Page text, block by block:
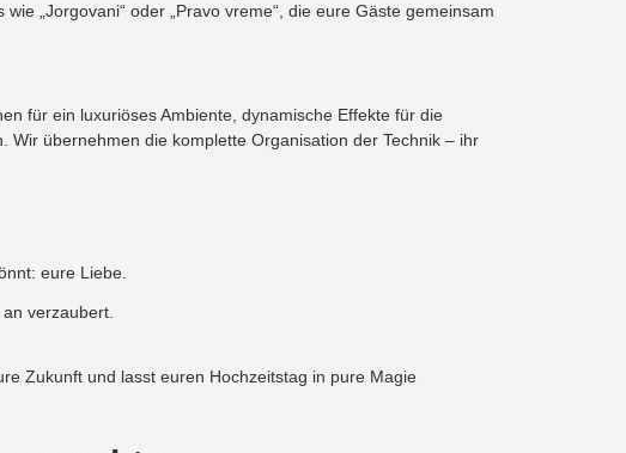
„Jorgovani“ oder „Pravo vreme“, die eure Gäste gemeinsam
für ein luxuriöses Ambiente, dynamische Effekte für die
übernehmen die komplette Organisation der Technik – ihr
eure Liebe.
verzaubert.
Zukunft und lasst euren Hochzeitstag in pure Magie